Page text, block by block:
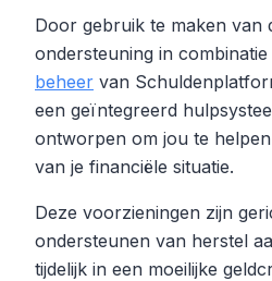
Door gebruik te maken van
ondersteuning in
beheer van
een geïntegreerd
ontworpen om jou te
van je financiële situatie.
Deze voorzieningen zijn
ondersteunen van herstel
tijdelijk in een moeilijke